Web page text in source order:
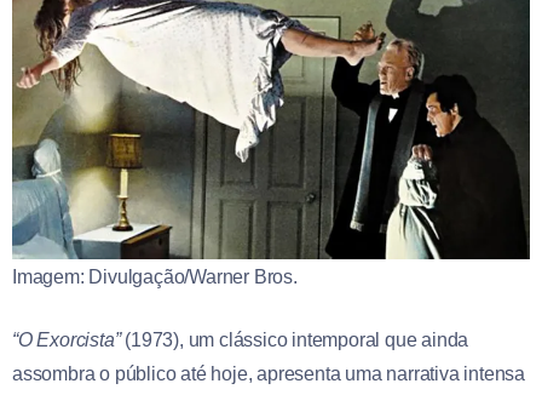
Imagem: Divulgação/Warner Bros.
“O Exorcista”(1973), um clássico intemporal que ainda
assombra o público até hoje, apresenta uma narrativa intensa